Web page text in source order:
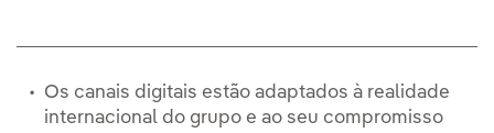
Os canais digitais estão adaptados à realidade
internacional do grupo e ao seu compromisso